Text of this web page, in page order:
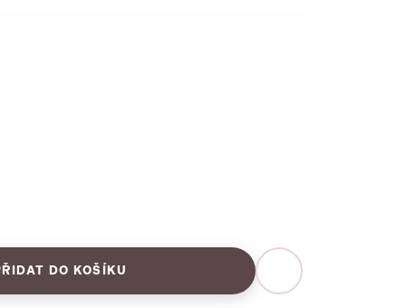
DO KOŠÍKU